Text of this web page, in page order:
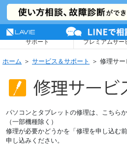
NEC LAVIE公式サイト
サポート プレミアムサー
ホーム ＞ サービス＆サポート ＞ 修理サー
パソコンとタブレットの修理は、こちら
（一部機種除く）
修理が必要かどうかを「修理を申し込む
申し込みください。